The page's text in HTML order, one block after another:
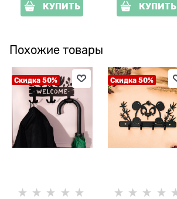
КУПИТЬ КУПИТЬ
Похожие товары
Скидка 50% Скидка 50%